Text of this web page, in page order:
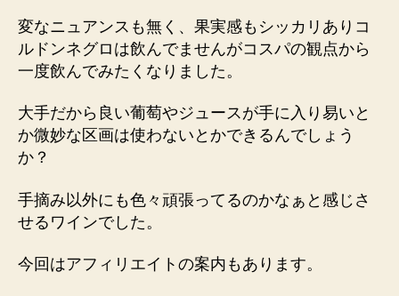
変なニュアンスも無く、果実感もシッカリありコ
ルドンネグロは飲んでませんがコスパの観点から
一度飲んでみたくなりました。
大手だから良い葡萄やジュースが手に入り易いと
か微妙な区画は使わないとかできるんでしょう
か？
手摘み以外にも色々頑張ってるのかなぁと感じさ
せるワインでした。
今回はアフィリエイトの案内もあります。